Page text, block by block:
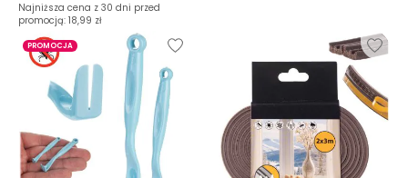
Najniższa cena z 30 dni przed
promocją: 18,99 zł
PROMOCJA